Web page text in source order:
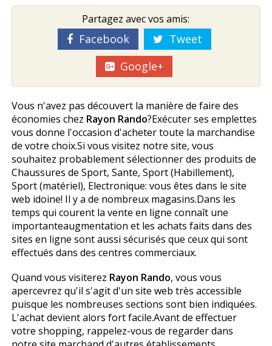
Partagez avec vos amis:
Facebook
Tweet
Google+
Vous n'avez pas découvert la manière de faire des
économies chez Rayon Rando?Exécuter ses emplettes
vous donne l'occasion d'acheter toute la marchandise
de votre choix.Si vous visitez notre site, vous
souhaitez probablement sélectionner des produits de
Chaussures de Sport, Sante, Sport (Habillement),
Sport (matériel), Electronique: vous êtes dans le site
web idoine! Il y a de nombreux magasins.Dans les
temps qui courent la vente en ligne connaît une
importanteaugmentation et les achats faits dans des
sites en ligne sont aussi sécurisés que ceux qui sont
effectués dans des centres commerciaux.
Quand vous visiterez Rayon Rando, vous vous
apercevrez qu'il s'agit d'un site web très accessible
puisque les nombreuses sections sont bien indiquées.
L'achat devient alors fort facile.Avant de effectuer
votre shopping, rappelez-vous de regarder dans